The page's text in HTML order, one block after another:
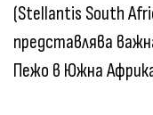
(Stellantis South
представлява
Пежо в Южна